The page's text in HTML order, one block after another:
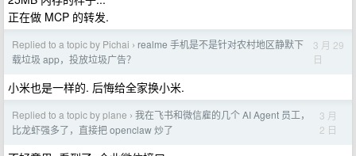
正在做 MCP 的转发.
Replied to a topic by Pichai › realme 手机是不是针对农村地区静默下
载垃圾 app，投放垃圾广告？
3 月 29
日
小米也是一样的. 后悔给全家换小米.
Replied to a topic by plane › 我在飞书和微信雇的几个 AI Agent 员工，
比龙虾强多了，直接把 openclaw 炒了
3 月
2 日